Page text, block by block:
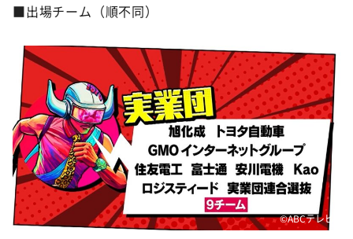
■出場チーム（順不同）
©ABCテレビ